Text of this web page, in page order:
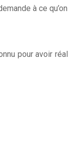
à ce
pour avoir